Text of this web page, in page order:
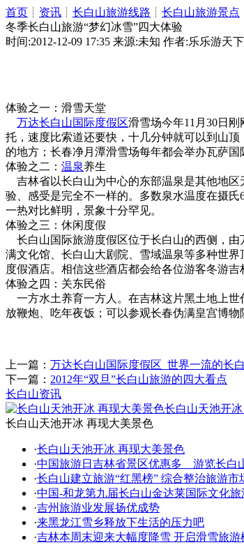
首页 ┊ 资讯 ┊ 长白山旅游线路 ┊ 长白山旅游景点
冬季长白山旅游“梦幻冰雪”四大体验
时间:2012-12-09 17:35 来源:未知 作者:乐乐游天
体验之一：滑雪天堂
万达长白山国际度假区滑雪场今年11月30日
托，速度比索道还要快，十几分钟就可以到山
的地方；长春净月潭滑雪场每年都会举办瓦萨
体验之二： 温泉养生
吉林省以长白山为中心的东部温泉是其他地区
验、感受是完全不一样的。多数泉水温度在摄
一热对比鲜明，景象十分罕见。
体验之三：休闲度假
长白山国际旅游度假区位于长白山的西侧，由
满文化馆、长白山大剧院、雪域温泉等多种世
度假酒店。相信这些酒店都会给各位游客冬游吉
体验之四：关东民俗
一方水土养育一方人。在吉林这片黑土地上世
放鞭炮、吃年夜饭；可以参观长春伪满皇宫博
上一篇： 万达长白山国际度假区_世界一流的长
下一篇： 2012年“双旦”长白山旅游的四大看点
长白山资讯
长白山天池开
长白山天池开冰 再现大美景色
·长白山天池开冰 再现大美景色
·中国旅游日吉林省景区优惠多 游览长白
·长白山建立旅游“红黑榜” 综合整治旅游市
·中国-和龙第九届长白山金达莱国际文化旅
·吉州旅游业发展扬优成势
·来黑龙江雪乡释放下生活的压力吧
·吉林本周末迎来大幅度降雪 开启滑雪旅游